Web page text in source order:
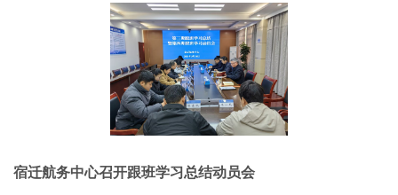
宿迁航务中心召开跟班学习总结动员会